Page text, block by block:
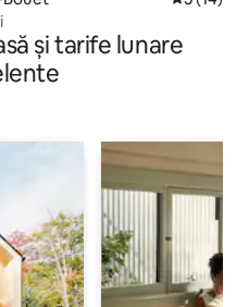
și tarife lunare